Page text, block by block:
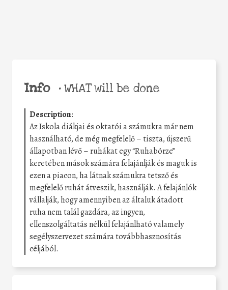
Info •WHAT will be done
Description:
Az Iskola diákjai és oktatói a számukra már nem
használható, de még megfelelő – tiszta, újszerű
állapotban lévő – ruhákat egy “Ruhabörze”
keretében mások számára felajánlják és maguk is
ezen a piacon, ha látnak számukra tetsző és
megfelelő ruhát átveszik, használják. A felajánlók
vállalják, hogy amennyiben az általuk átadott
ruha nem talál gazdára, az ingyen,
ellenszolgáltatás nélkül felajánlható valamely
segélyszervezet számára továbbhasznosítás
céljából.